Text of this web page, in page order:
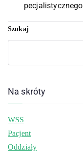
Szukaj
Na skróty
WSS
Pacjent
Oddziały